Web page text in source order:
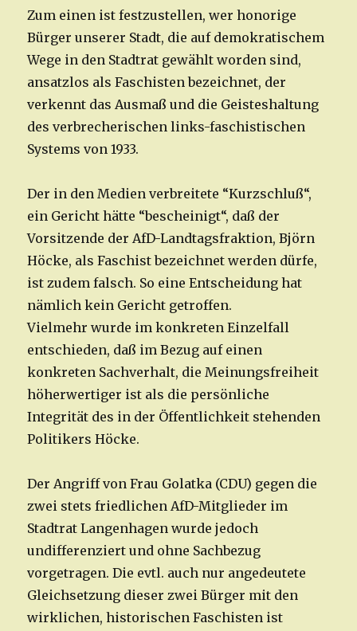
Zum einen ist festzustellen, wer honorige
Bürger unserer Stadt, die auf demokratischem
Wege in den Stadtrat gewählt worden sind,
ansatzlos als Faschisten bezeichnet, der
verkennt das Ausmaß und die Geisteshaltung
des verbrecherischen links-faschistischen
Systems von 1933.
Der in den Medien verbreitete “Kurzschluß“,
ein Gericht hätte “bescheinigt“, daß der
Vorsitzende der AfD-Landtagsfraktion, Björn
Höcke, als Faschist bezeichnet werden dürfe,
ist zudem falsch. So eine Entscheidung hat
nämlich kein Gericht getroffen.
Vielmehr wurde im konkreten Einzelfall
entschieden, daß im Bezug auf einen
konkreten Sachverhalt, die Meinungsfreiheit
höherwertiger ist als die persönliche
Integrität des in der Öffentlichkeit stehenden
Politikers Höcke.
Der Angriff von Frau Golatka (CDU) gegen die
zwei stets friedlichen AfD-Mitglieder im
Stadtrat Langenhagen wurde jedoch
undifferenziert und ohne Sachbezug
vorgetragen. Die evtl. auch nur angedeutete
Gleichsetzung dieser zwei Bürger mit den
wirklichen, historischen Faschisten ist